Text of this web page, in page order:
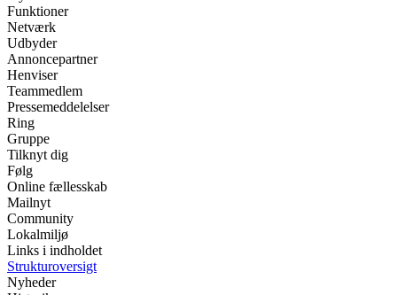
Funktioner
Netværk
Udbyder
Annoncepartner
Henviser
Teammedlem
Pressemeddelelser
Ring
Gruppe
Tilknyt dig
Følg
Online fællesskab
Mailnyt
Community
Lokalmiljø
Links i indholdet
Strukturoversigt
Nyheder